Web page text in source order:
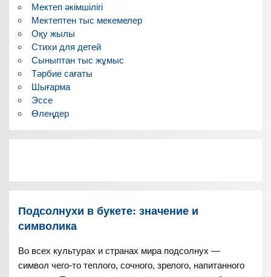
Мектеп әкімшілігі
Мектептен тыс мекемелер
Оқу жылы
Стихи для детей
Сыныптан тыс жұмыс
Тәрбие сағаты
Шығарма
Эссе
Өлеңдер
Подсолнухи в букете: значение и
символика
Во всех культурах и странах мира подсолнух —
символ чего-то теплого, сочного, зрелого, напитанного